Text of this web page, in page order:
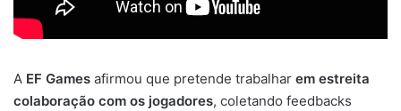
A EF Games afirmou que pretende trabalhar em estreita
colaboração com os jogadores, coletando feedbacks